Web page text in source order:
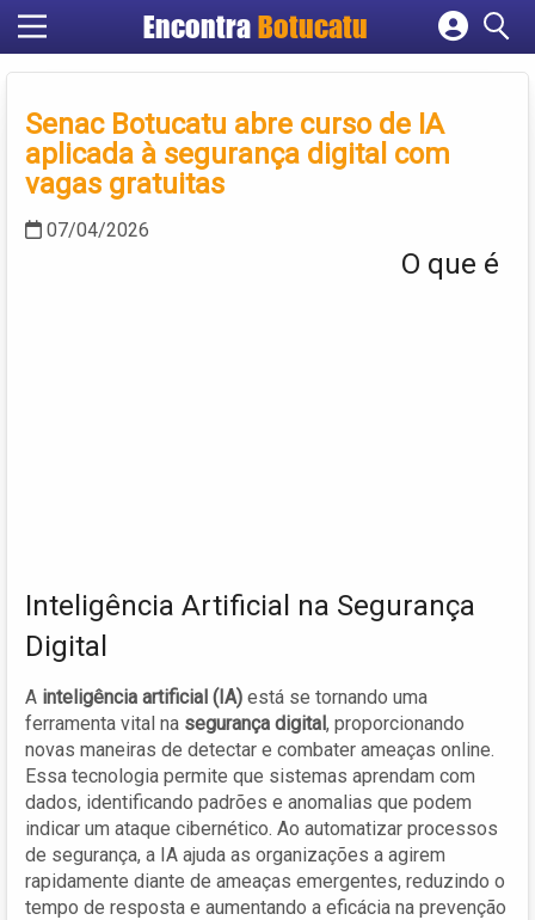
EncontraBotucatu
Cadastrar empresa
Criar conta
Senac Botucatu abre curso de IA
aplicada à segurança digital com
vagas gratuitas
07/04/2026
O que é
Inteligência Artificial na Segurança
Digital
A inteligência artificial (IA) está se tornando uma
ferramenta vital na segurança digital, proporcionando
novas maneiras de detectar e combater ameaças online.
Essa tecnologia permite que sistemas aprendam com
dados, identificando padrões e anomalias que podem
indicar um ataque cibernético. Ao automatizar processos
de segurança, a IA ajuda as organizações a agirem
rapidamente diante de ameaças emergentes, reduzindo o
tempo de resposta e aumentando a eficácia na prevenção